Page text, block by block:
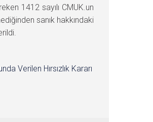
1412 sayılı CMUK.un
sanık hakkındaki
Verilen Hırsızlık Kararı